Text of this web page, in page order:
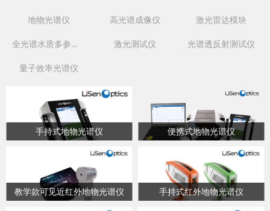
地物光谱仪 高光谱成像仪 激光雷达模块
全光谱水质多参数监测仪 激光测试仪 光谱透反射测试仪
量子效率光谱仪
手持式地物光谱仪 便携式地物光谱仪
教学款可见近红外地物光谱仪 手持式红外地物光谱仪